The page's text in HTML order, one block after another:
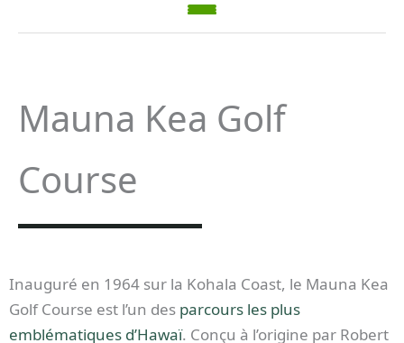
Mauna Kea Golf
Course
Inauguré en 1964 sur la Kohala Coast, le Mauna Kea
Golf Course est l’un des parcours les plus
emblématiques d’Hawaï. Conçu à l’origine par Robert